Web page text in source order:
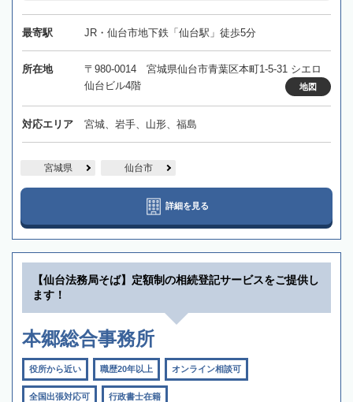
最寄駅 JR・仙台市地下鉄「仙台駅」徒歩5分
所在地
〒980-0014 宮城県仙台市青葉区本町1-5-31 シエロ
仙台ビル4階
地図
対応エリア 宮城、岩手、山形、福島
宮城県 仙台市
詳細を見る
【仙台法務局そば】定額制の相続登記サービスをご提供し
ます！
本郷総合事務所
役所から近い 職歴20年以上 オンライン相談可
全国出張対応可 行政書士在籍